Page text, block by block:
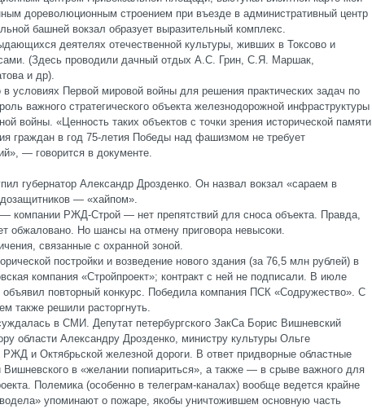
дореволюционным строением при въезде в административный центр
башней вокзал образует выразительный комплекс.
деятелях отечественной культуры, живших в Токсово и
(Здесь проводили дачный отдых А.С. Грин, С.Я. Маршак,
и др).
в условиях Первой мировой войны для решения практических задач по
важного стратегического объекта железнодорожной инфраструктуры
войны. «Ценность таких объектов с точки зрения исторической памяти
граждан в год 75-летия Победы над фашизмом не требует
— говорится в документе.
губернатор Александр Дрозденко. Он назвал вокзал «сараем в
— «хайпом».
— компании РЖД-Строй — нет препятствий для сноса объекта. Правда,
обжаловано. Но шансы на отмену приговора невысоки.
связанные с охранной зоной.
постройки и возведение нового здания (за 76,5 млн рублей) в
компания «Стройпроект»; контракт с ней не подписали. В июле
повторный конкурс. Победила компания ПСК «Содружество». С
также решили расторгнуть.
в СМИ. Депутат петербургского ЗакСа Борис Вишневский
области Александру Дрозденко, министру культуры Ольге
и Октябрьской железной дороги. В ответ придворные областные
Вишневского в «желании попиариться», а также — в срыве важного для
Полемика (особенно в телеграм-каналах) вообще ведется крайне
упоминают о пожаре, якобы уничтожившем основную часть